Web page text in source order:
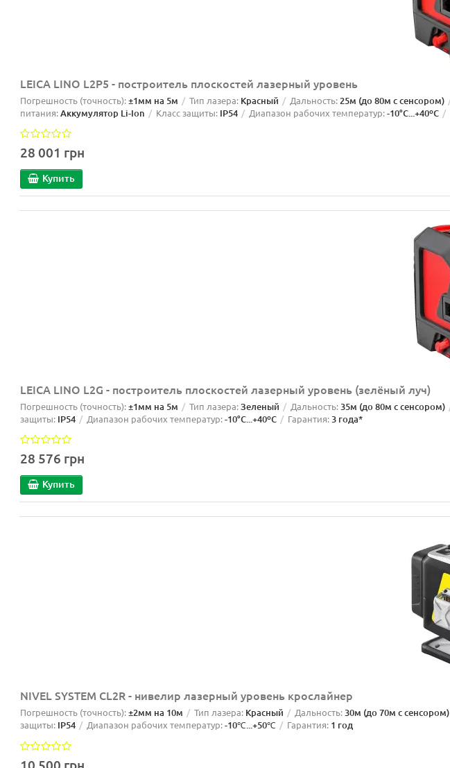
LEICA LINO L2P5 - построитель плоскостей лазерный уровень
Погрешность (точность): ±1мм на 5м Тип лазера: Красный Дальность: 25м (до 80м с сенсором)
питания: Аккумулятор Li-Ion Класс защиты: IP54 Диапазон рабочих температур: -10°C...+40ºС
28 001 грн
Купить
LEICA LINO L2G - построитель плоскостей лазерный уровень (зелёный луч)
Погрешность (точность): ±1мм на 5м Тип лазера: Зеленый Дальность: 35м (до 80м с сенсором)
защиты: IP54 Диапазон рабочих температур: -10°C...+40ºС Гарантия: 3 года*
28 576 грн
Купить
NIVEL SYSTEM CL2R - нивелир лазерный уровень крослайнер
Погрешность (точность): ±2мм на 10м Тип лазера: Красный Дальность: 30м (до 70м с сенсором)
защиты: IP54 Диапазон рабочих температур: -10℃...+50℃ Гарантия: 1 год